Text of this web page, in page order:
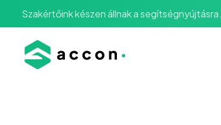
Szakértőink készen állnak a segítségnyújtásra.